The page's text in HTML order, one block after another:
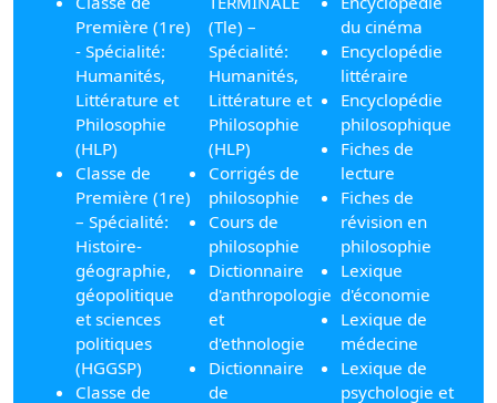
Première (1re)
- Spécialité:
Humanités,
Littérature et
Philosophie
(HLP)
Classe de
Première (1re)
– Spécialité:
Histoire-
géographie,
géopolitique
et sciences
politiques
(HGGSP)
Classe de
(Tle) –
Spécialité:
Humanités,
Littérature et
Philosophie
(HLP)
Corrigés de
philosophie
Cours de
philosophie
Dictionnaire
d'anthropologie
et
d'ethnologie
Dictionnaire
de
du cinéma
Encyclopédie
littéraire
Encyclopédie
philosophique
Fiches de
lecture
Fiches de
révision en
philosophie
Lexique
d'économie
Lexique de
médecine
Lexique de
psychologie et